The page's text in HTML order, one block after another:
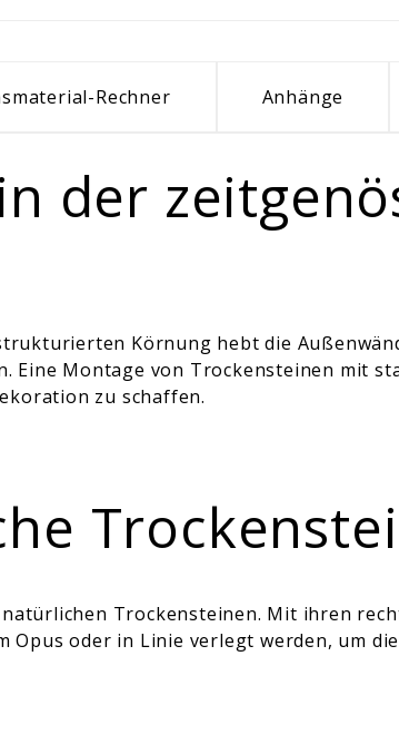
Rechner Anhänge
der
Körnung hebt die
Eine Montage von Trockensteinen mit
zu schaffen.
Trockensteinen. Mit ihren
Opus oder in Linie verlegt werden, um